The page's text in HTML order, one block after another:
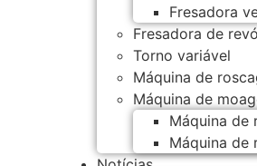
Fresadora
Fresadora de
Torno variável
Máquina de
Máquina de
Máquina de
Máquina de